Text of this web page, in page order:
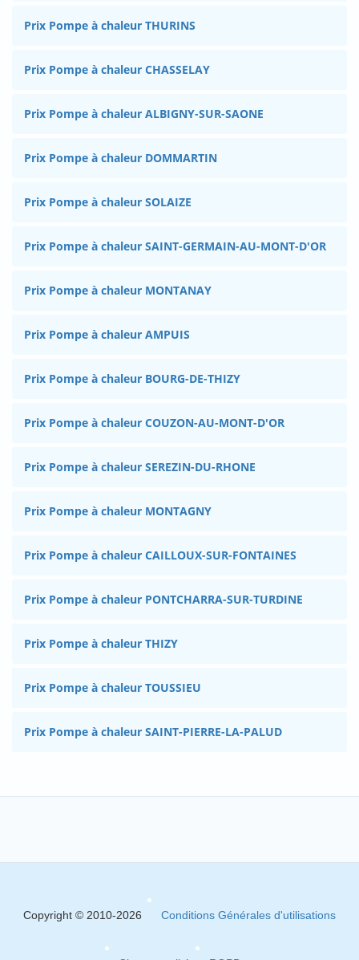
Prix Pompe à chaleur THURINS
Prix Pompe à chaleur CHASSELAY
Prix Pompe à chaleur ALBIGNY-SUR-SAONE
Prix Pompe à chaleur DOMMARTIN
Prix Pompe à chaleur SOLAIZE
Prix Pompe à chaleur SAINT-GERMAIN-AU-MONT-D'OR
Prix Pompe à chaleur MONTANAY
Prix Pompe à chaleur AMPUIS
Prix Pompe à chaleur BOURG-DE-THIZY
Prix Pompe à chaleur COUZON-AU-MONT-D'OR
Prix Pompe à chaleur SEREZIN-DU-RHONE
Prix Pompe à chaleur MONTAGNY
Prix Pompe à chaleur CAILLOUX-SUR-FONTAINES
Prix Pompe à chaleur PONTCHARRA-SUR-TURDINE
Prix Pompe à chaleur THIZY
Prix Pompe à chaleur TOUSSIEU
Prix Pompe à chaleur SAINT-PIERRE-LA-PALUD
Copyright © 2010-2026 Conditions Générales d'utilisations